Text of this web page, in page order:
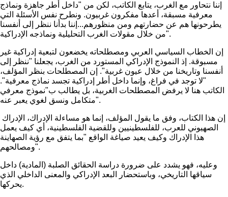
إننا نتحاور مع الغرب، يتابع الكاتب، لكن من "داخل أطر جاهزة ونماذج
معرفية مسبقة، أعدها مفكرون غربيون. ونطرح نفس الأسئلة التي
يطرحونها هم عن حضارتهم ومن منظورهم...إننا بدأنا ننظر إلى أنفسنا
من خلال مقولات الغرب التحليلية ونماذجه الإدراكية".
إن الخطاب السياسي العربي ومصطلحاته يخضعون لتبعية إدراكية غير
مسبوقة. إذ النموذج الإدراكي المستورد من الغرب، يجعلنا "ننظر إلى
أنفسنا وتاريخنا من خلال عيون غربية". إن المصطلحات بنظر المؤلف،
"لا توجد في فراغ، وإنما داخل أطر إدراكية تجسد نماذج معرفية".
الكاتب هنا لا يرفض المصطلحات الغربية، بل يطالب ب"نموذج معرفي
متكامل ونسق لغوي يعبر عنه".
الصهيوني للعرب، للفلسطينيين وللقضية الفلسطينية، أي كيف يعمل
هذا الإدراك وكيف يعيد صياغة الواقع "بما يتفق مع رؤية الصهاينة
ومصالحهم".
وعليه، فهو يشدد على ضرورة دراسة الحقائق الصلبة (المادية) داخل
سياقها التاريخي، وباستحضار البعد الإدراكي والمعنى الداخلي الذي
يحركها.